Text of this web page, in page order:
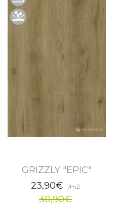
GRIZZLY "EPIC"
23,90€
/m2
30,90€